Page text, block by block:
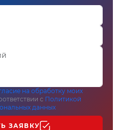
на обработку моих
с Политикой
данных
ЗАЯВКУ